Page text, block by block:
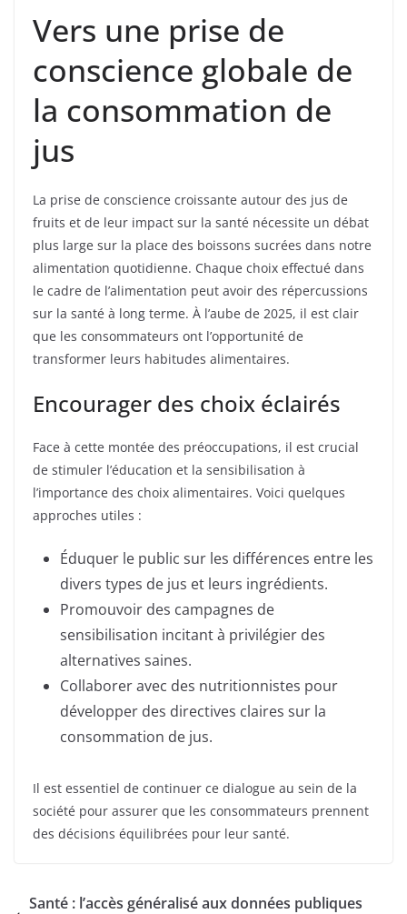
Vers une prise de
conscience globale de
la consommation de
jus
La prise de conscience croissante autour des jus de
fruits et de leur impact sur la santé nécessite un débat
plus large sur la place des boissons sucrées dans notre
alimentation quotidienne. Chaque choix effectué dans
le cadre de l’alimentation peut avoir des répercussions
sur la santé à long terme. À l’aube de 2025, il est clair
que les consommateurs ont l’opportunité de
transformer leurs habitudes alimentaires.
Encourager des choix éclairés
Face à cette montée des préoccupations, il est crucial
de stimuler l’éducation et la sensibilisation à
l’importance des choix alimentaires. Voici quelques
approches utiles :
Éduquer le public sur les différences entre les
divers types de jus et leurs ingrédients.
Promouvoir des campagnes de
sensibilisation incitant à privilégier des
alternatives saines.
Collaborer avec des nutritionnistes pour
développer des directives claires sur la
consommation de jus.
Il est essentiel de continuer ce dialogue au sein de la
société pour assurer que les consommateurs prennent
des décisions équilibrées pour leur santé.
Santé : l’accès généralisé aux données publiques